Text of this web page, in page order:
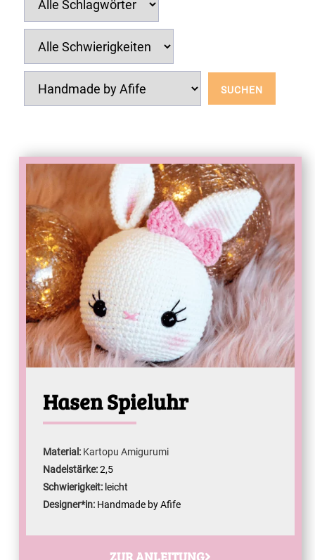
Hasen Spieluhr
Material: Kartopu Amigurumi
Nadelstärke:2,5
Schwierigkeit: leicht
Designer*in: Handmade by Afife
ZUR ANLEITUNG